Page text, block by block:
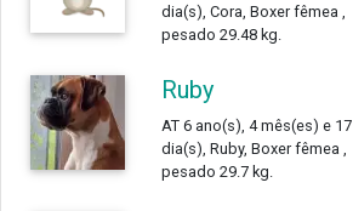
dia(s), Cora, Boxer fêmea ,
pesado 29.48 kg.
Ruby
AT 6 ano(s), 4 mês(es) e 17
dia(s), Ruby, Boxer fêmea ,
pesado 29.7 kg.